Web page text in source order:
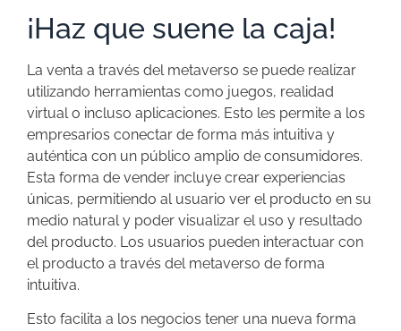
¡Haz que suene la caja!
La venta a través del metaverso se puede realizar
utilizando herramientas como juegos, realidad
virtual o incluso aplicaciones. Esto les permite a los
empresarios conectar de forma más intuitiva y
auténtica con un público amplio de consumidores.
Esta forma de vender incluye crear experiencias
únicas, permitiendo al usuario ver el producto en su
medio natural y poder visualizar el uso y resultado
del producto. Los usuarios pueden interactuar con
el producto a través del metaverso de forma
intuitiva.
Esto facilita a los negocios tener una nueva forma